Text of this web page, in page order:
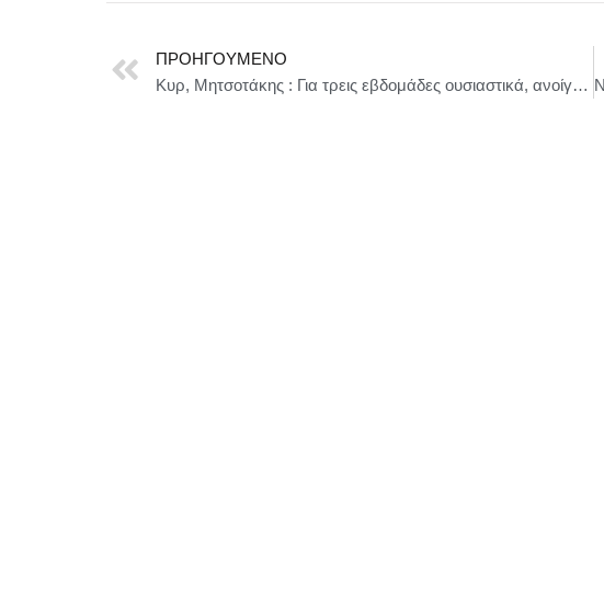
ΠΡΟΗΓΟΎΜΕΝΟ
Kυρ, Μητσοτάκης : Για τρεις εβδομάδες ουσιαστικά, ανοίγει εδώ ένα παράθυρο στο μέλλον, στις εξελίξεις, τις καινοτομίες, τις τάσεις που μετασχηματίζουν έναν κλάδο